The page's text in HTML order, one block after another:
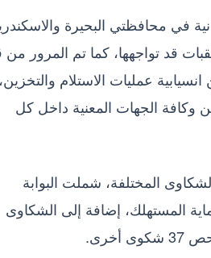
في محافظتي البحيرة
قد تواجهها، كما تم المرور من
عمليات الاستلام
وكافة الجهات المعنية داخل كل
جهات استقبال الشكاوى المختلفة، شملت البوابة
المستهلك، إضافة إلى الشكاوى